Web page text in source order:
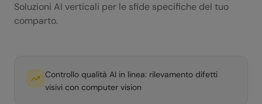
Soluzioni AI verticali per le sfide specifiche del tuo
comparto.
Controllo qualità AI in linea: rilevamento difetti
visivi con computer vision